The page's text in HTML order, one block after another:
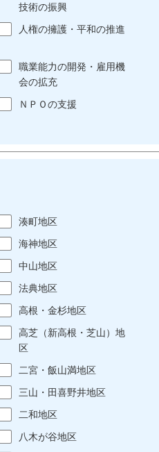
技術の振興
人権の擁護・平和の推進
職業能力の開発・雇用機
会の拡充
ＮＰＯの支援
湊町地区
海神地区
中山地区
法典地区
高根・金杉地区
高芝（新高根・芝山）地
区
二宮・飯山満地区
三山・田喜野井地区
二和地区
八木が谷地区